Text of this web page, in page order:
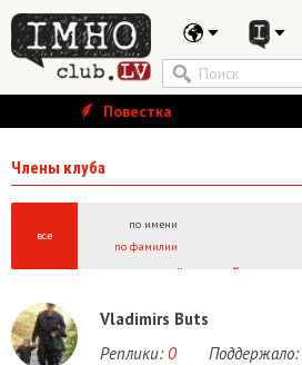
Повестка
Члены клуба
все
по имени
по фамилии
Ё Й
Vladimirs Buts
Реплики: 0 Поддержало: